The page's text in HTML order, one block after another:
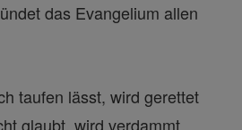
das Evangelium allen
taufen lässt, wird gerettet
glaubt, wird verdammt